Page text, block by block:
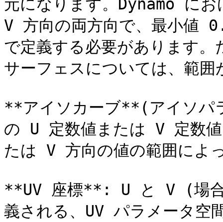
元になります。Dynamo に
V 方向の両方向で、最小値
で定義する必要があります
サーフェスについては、範
**アイソカーブ**(アイソパ
の U 定数値または V 定数
たは V 方向の値の範囲によ
**UV 座標**: U と V (場合
義される、UV パラメータ空